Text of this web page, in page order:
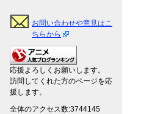
お問い合わせや意見はこ
ちらから
応援よろしくお願いします。
訪問してくれた方のページを応
援します。
全体のアクセス数:3744145